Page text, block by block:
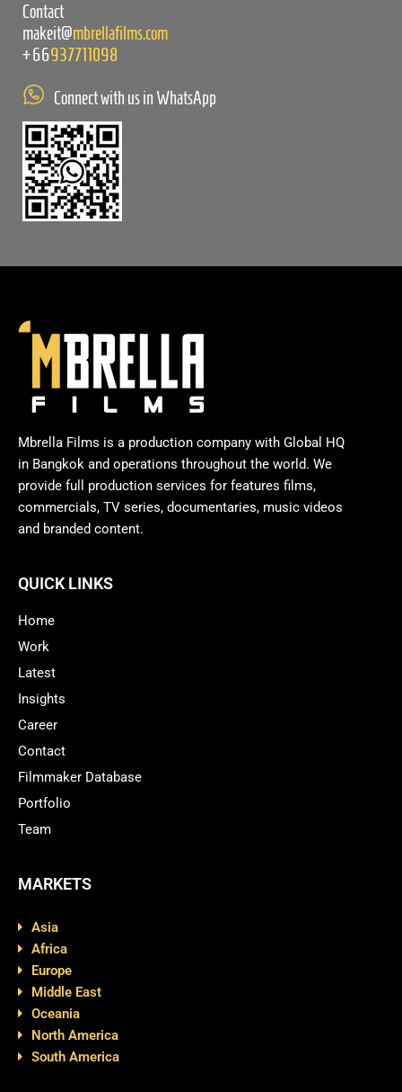
Contact
makeit@mbrellafilms.com
+66937711098
Connect with us in WhatsApp
Mbrella Films is a production company with Global HQ
in Bangkok and operations throughout the world. We
provide full production services for features films,
commercials, TV series, documentaries, music videos
and branded content.
QUICK LINKS
Home
Work
Latest
Insights
Career
Contact
Filmmaker Database
Portfolio
Team
MARKETS
Asia
Africa
Europe
Middle East
Oceania
North America
South America